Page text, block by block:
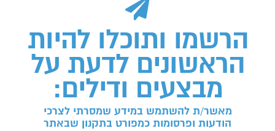
הרשמו ותוכלו להיות
הראשונים לדעת על
מבצעים ודילים:
מאשר/ת להשתמש במידע שמסרתי לצרכי
הודעות ופרסומות כמפורט בתקנון שבאתר